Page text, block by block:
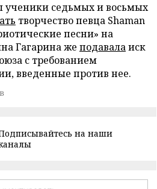
ученики седьмых и восьмых
творчество певца Shaman
песни» на
Гагарина же подавалаиск
с требованием
введенные против нее.
на наши